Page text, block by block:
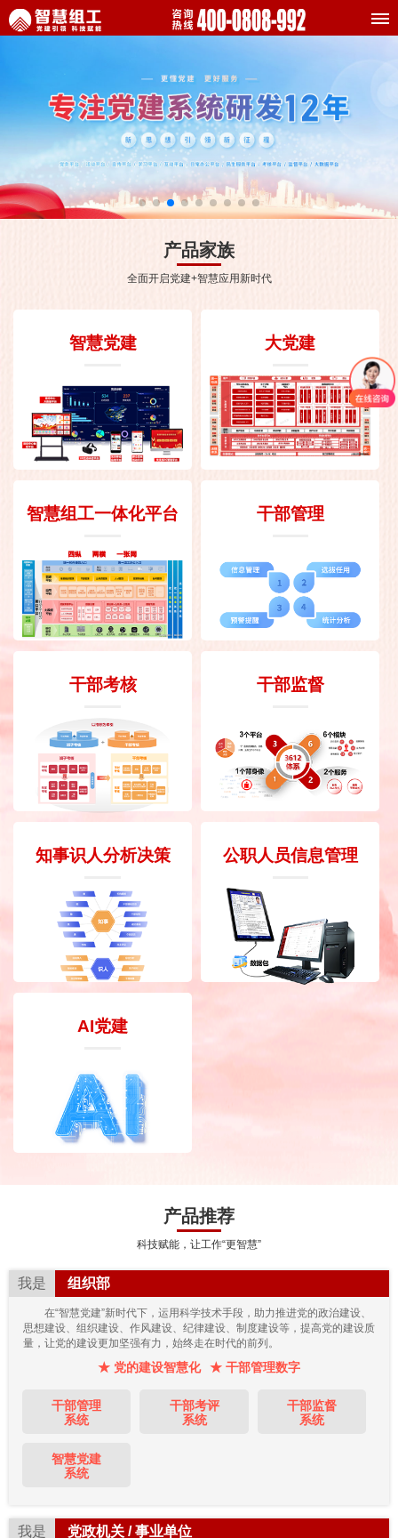
产品家族
全面开启党建+智慧应用新时代
智慧党建 大党建
智慧组工一体化平台 干部管理
干部考核 干部监督
知事识人分析决策 公职人员信息管理
AI党建
产品推荐
科技赋能，让工作“更智慧”
我是 组织部
在“智慧党建”新时代下，运用科学技术手段，助力推进党的政治建设、
思想建设、组织建设、作风建设、纪律建设、制度建设等，提高党的建设质
量，让党的建设更加坚强有力，始终走在时代的前列。
★ 党的建设智慧化 ★ 干部管理数字
干部管理
系统
干部考评
系统
干部监督
系统
智慧党建
系统
我是 党政机关 / 事业单位